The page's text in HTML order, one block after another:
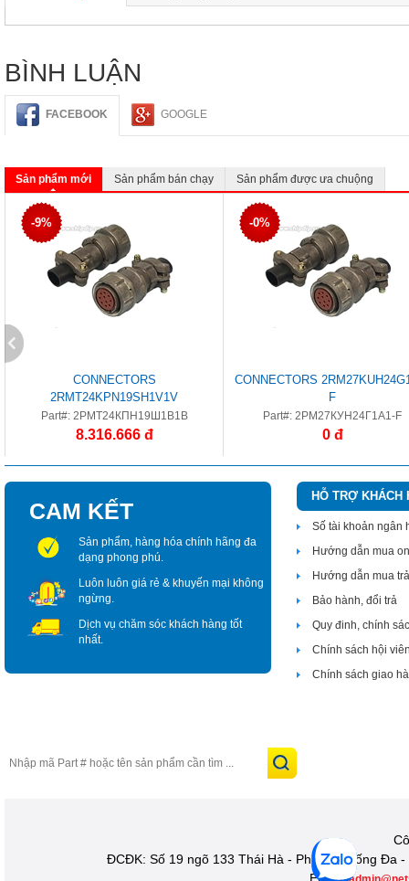
BÌNH LUẬN
FACEBOOK GOOGLE
Sản phẩm mới Sản phẩm bán chạy Sản phẩm được ưa chuộng
-9%
CONNECTORS
2RMT24KPN19SH1V1V
Part#: 2РМТ24КПН19Ш1В1В
8.316.666 đ
-0%
CONNECTORS
F
Part#: 2РМ27КУН24Г1А1-F
0 đ
CAM KẾT
Sản phẩm, hàng hóa chính hãng đa
dạng phong phú.
Luôn luôn giá rẻ & khuyến mại không
ngừng.
Dịch vụ chăm sóc khách hàng tốt
nhất.
HỖ TRỢ KHÁCH
Số tài khoản ngân
Hướng dẫn mua
Hướng dẫn mua
Bảo hành, đổi trả
Quy đinh, chính
Chính sách hội
Chính sách giao
ĐCĐK: Số 19 ngõ 133 Thái Hà - Phường Đống Đa -